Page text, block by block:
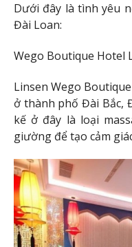
Dưới đây là tình yêu
Đài Loan:
Wego Boutique Hotel
Linsen Wego
ở thành phố Đài Bắc,
kế ở đây là loại
giường để tạo cảm